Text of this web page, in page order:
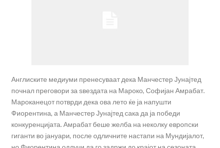
Англиските медиуми пренесуваат дека Манчестер Јунајтед
почнал преговори за ѕвездата на Мароко, Софијан Амрабат.
Мароканецот потврди дека ова лето ќе ја напушти
Фиорентина, а Манчестер Јунајтед сака да ја победи
конкуренцијата. Амрабат беше желба на неколку европски
гиганти во јануари, после одличните настапи на Мундијалот,